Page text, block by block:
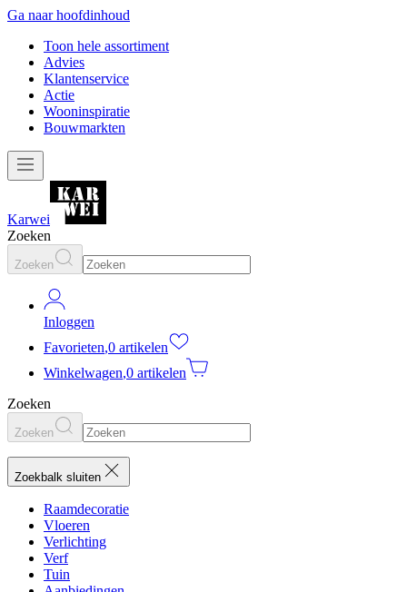
Ga naar hoofdinhoud
Toon hele assortiment
Advies
Klantenservice
Actie
Wooninspiratie
Bouwmarkten
Karwei
Zoeken
Zoeken
Inloggen
Favorieten,0 artikelen
Winkelwagen,0 artikelen
Zoeken
Zoeken
Zoekbalk sluiten
Raamdecoratie
Vloeren
Verlichting
Verf
Tuin